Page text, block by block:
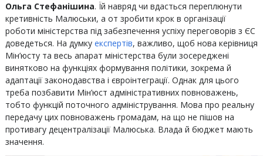
Ольга Стефанішина. Їй навряд чи вдасться переплюнути
кретивність Малюськи, а от зробити крок в організації
роботи міністерства під забезпечення успіху переговорів з ЄС
доведеться. На думку експертів, важливо, щоб нова керівниця
Мін’юсту та весь апарат міністерства були зосереджені
винятково на функціях формування політики, зокрема й
адаптації законодавства і євроінтеграції. Однак для цього
треба позбавити Мін’юст адміністративних повноважень,
тобто функцій поточного адміністрування. Мова про реальну
передачу цих повноважень громадам, на що не пішов на
противагу децентралізації Малюська. Влада й бюджет мають
значення.